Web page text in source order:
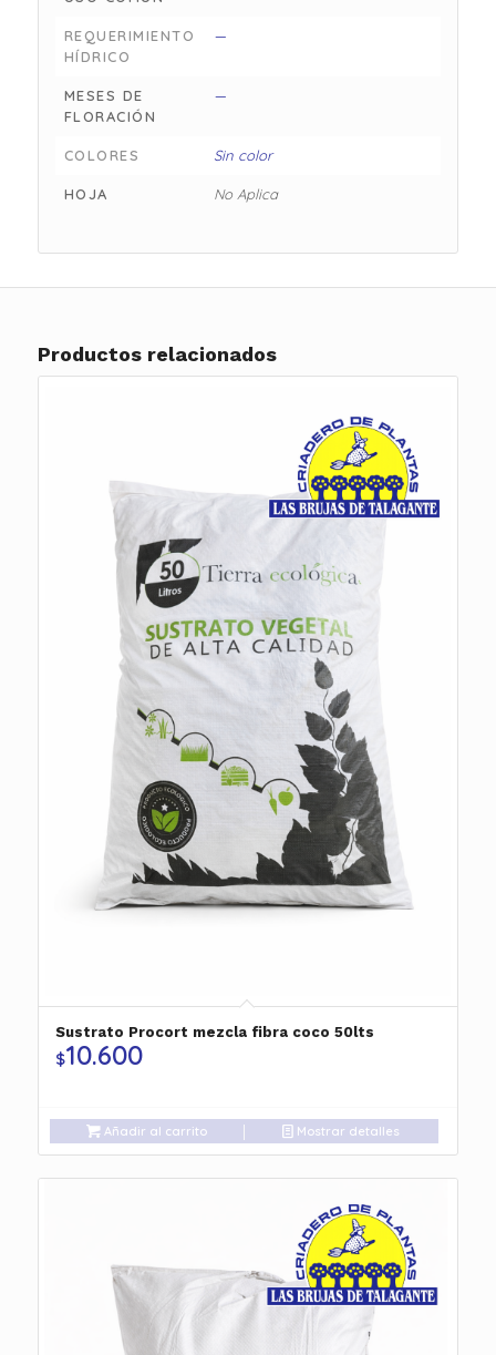
REQUERIMIENTO
HÍDRICO
—
MESES DE
FLORACIÓN
—
COLORES Sin color
HOJA No Aplica
Productos relacionados
Sustrato Procort mezcla fibra coco 50lts
$10.600
Añadir al carrito Mostrar detalles